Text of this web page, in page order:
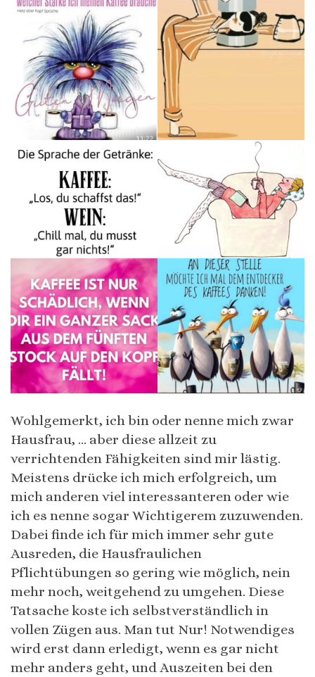
Wohlgemerkt, ich bin oder nenne mich zwar
Hausfrau, … aber diese allzeit zu
verrichtenden Fähigkeiten sind mir lästig.
Meistens drücke ich mich erfolgreich, um
mich anderen viel interessanteren oder wie
ich es nenne sogar Wichtigerem zuzuwenden.
Dabei finde ich für mich immer sehr gute
Ausreden, die Hausfraulichen
Pflichtübungen so gering wie möglich, nein
mehr noch, weitgehend zu umgehen. Diese
Tatsache koste ich selbstverständlich in
vollen Zügen aus. Man tut Nur! Notwendiges
wird erst dann erledigt, wenn es gar nicht
mehr anders geht, und Auszeiten bei den